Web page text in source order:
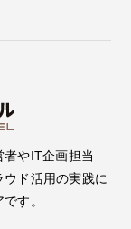
者やIT企画担当
ド活用の実践に
す。